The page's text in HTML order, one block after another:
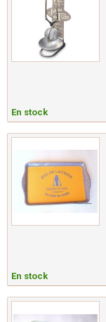
En stock
En stock